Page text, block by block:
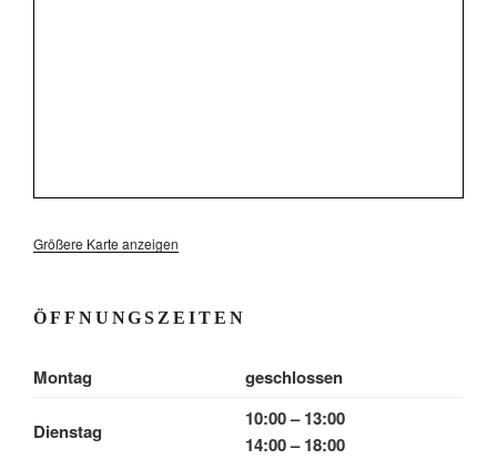
Größere Karte anzeigen
ÖFFNUNGSZEITEN
Montag geschlossen
Dienstag
10:00 – 13:00
14:00 – 18:00